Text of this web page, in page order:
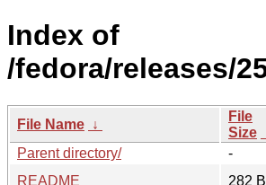
Index of
/fedora/releases/
File Name ↓
File
Size
Parent directory/
-
README
282 B